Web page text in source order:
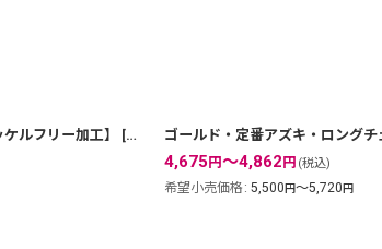
ルフリー加工】 [00nl03-g]
4,675 円～4,862 円 (税込)
希望小売価格 : 5,500円～5,720円